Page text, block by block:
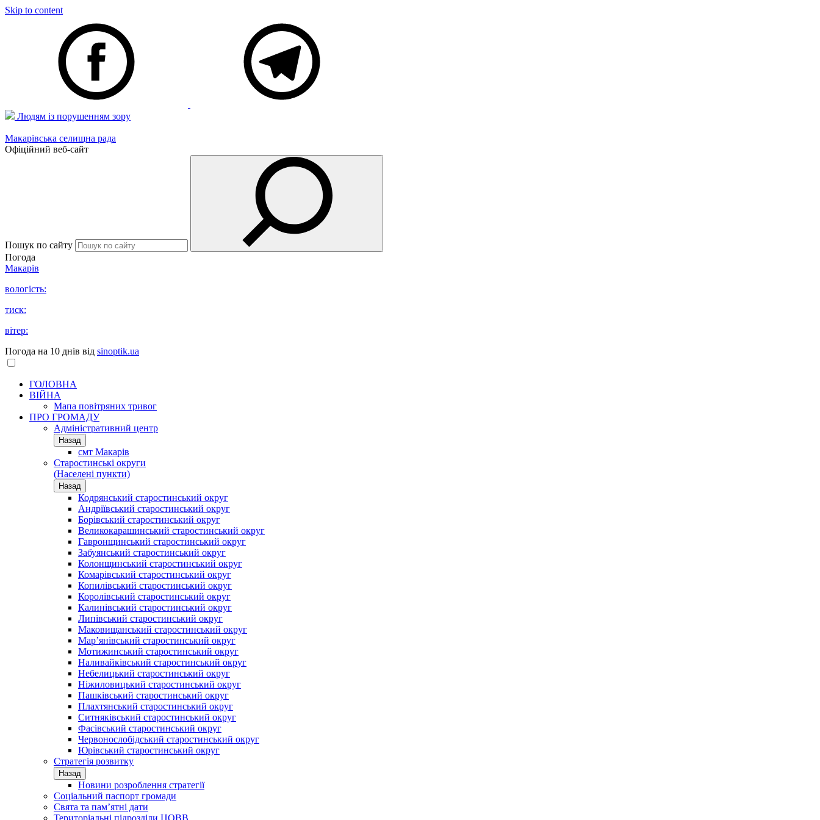
Skip to content
Людям із порушенням зору
Макарівська селищна рада
Офіційний веб-сайт
Пошук по сайту
Погода
Макарів
вологість:
тиск:
вітер:
Погода на 10 днів від sinoptik.ua
ГОЛОВНА
ВІЙНА
Мапа повітряних тривог
ПРО ГРОМАДУ
Aдміністративний центр
Назад
смт Макарів
Старостинські округи
(Населені пункти)
Назад
Кодрянський старостинський округ
Андріївський старостинський округ
Борівський старостинський округ
Великокарашинський старостинський округ
Гавронщинський старостинський округ
Забуянський старостинський округ
Колонщинський старостинський округ
Комарівський старостинський округ
Копилівський старостинський округ
Королівський старостинський округ
Калинівський старостинський округ
Липівський старостинський округ
Маковищанський старостинський округ
Мар’янівський старостинський округ
Мотижинський старостинський округ
Наливайківський старостинський округ
Небелицький старостинський округ
Ніжиловицький старостинський округ
Пашківський старостинський округ
Плахтянський старостинський округ
Ситняківський старостинський округ
Фасівський старостинський округ
Червонослобідський старостинський округ
Юрівський старостинський округ
Стратегія розвитку
Назад
Новини розроблення стратегії
Соціальний паспорт громади
Свята та пам’ятні дати
Територіальні підрозділи ЦОВВ